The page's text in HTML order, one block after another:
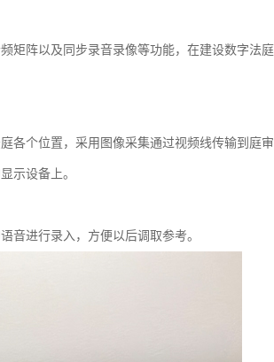
矩阵以及同步录音录像等功能，在建设数字法庭
各个位置，采用图像采集通过视频线传输到庭审
示设备上。
音进行录入，方便以后调取参考。